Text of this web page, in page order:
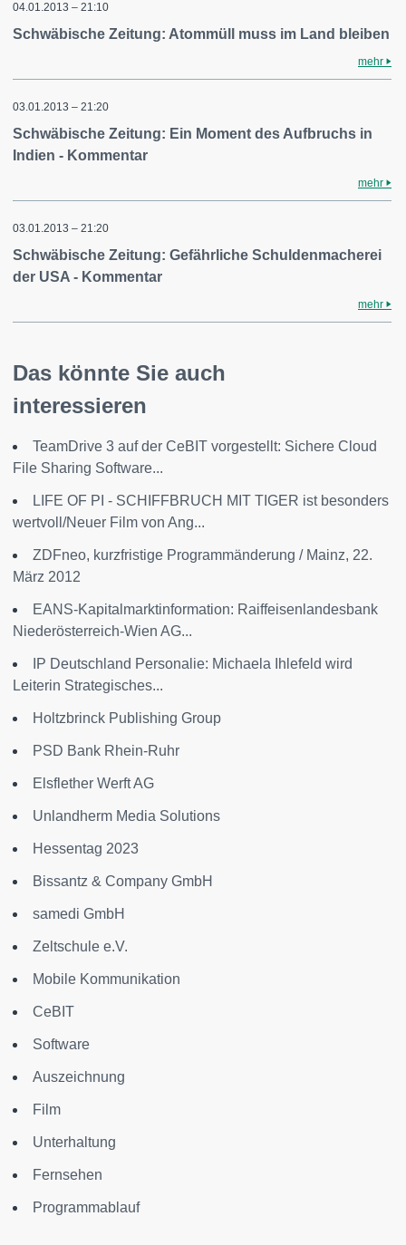
04.01.2013 – 21:10
Schwäbische Zeitung: Atommüll muss im Land bleiben
mehr
03.01.2013 – 21:20
Schwäbische Zeitung: Ein Moment des Aufbruchs in
Indien - Kommentar
mehr
03.01.2013 – 21:20
Schwäbische Zeitung: Gefährliche Schuldenmacherei
der USA - Kommentar
mehr
Das könnte Sie auch
interessieren
TeamDrive 3 auf der CeBIT vorgestellt: Sichere Cloud
File Sharing Software...
LIFE OF PI - SCHIFFBRUCH MIT TIGER ist besonders
wertvoll/Neuer Film von Ang...
ZDFneo, kurzfristige Programmänderung / Mainz, 22.
März 2012
EANS-Kapitalmarktinformation: Raiffeisenlandesbank
Niederösterreich-Wien AG...
IP Deutschland Personalie: Michaela Ihlefeld wird
Leiterin Strategisches...
Holtzbrinck Publishing Group
PSD Bank Rhein-Ruhr
Elsflether Werft AG
Unlandherm Media Solutions
Hessentag 2023
Bissantz & Company GmbH
samedi GmbH
Zeltschule e.V.
Mobile Kommunikation
CeBIT
Software
Auszeichnung
Film
Unterhaltung
Fernsehen
Programmablauf